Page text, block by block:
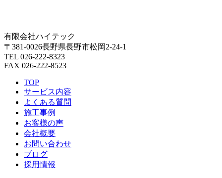
有限会社ハイテック
〒381-0026長野県長野市松岡2-24-1
TEL 026-222-8323
FAX 026-222-8523
TOP
サービス内容
よくある質問
施工事例
お客様の声
会社概要
お問い合わせ
ブログ
採用情報